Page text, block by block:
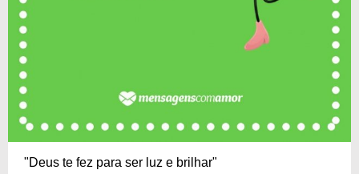
"Deus te fez para ser luz e brilhar"